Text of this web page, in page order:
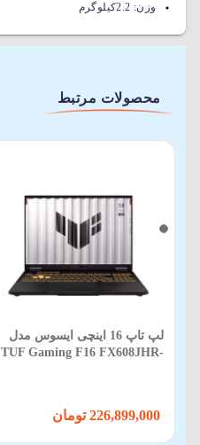
وزن: 2.2کیلوگرم
محصولات مرتبط
لپ تاپ 16 اینچی ایسوس مدل
TUF Gaming F16 FX608JHR-